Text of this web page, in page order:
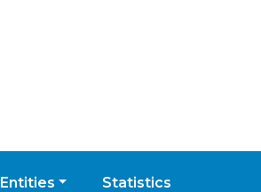
Entities Statistics